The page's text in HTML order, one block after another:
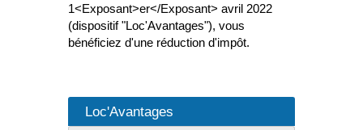
1<Exposant>er</Exposant> avril 2022
(dispositif "Loc'Avantages"), vous
bénéficiez d'une réduction d'impôt.
Loc'Avantages